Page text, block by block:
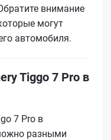
внимание
могут
автомобиля.
Tiggo 7 Pro в
7 Pro в
разными